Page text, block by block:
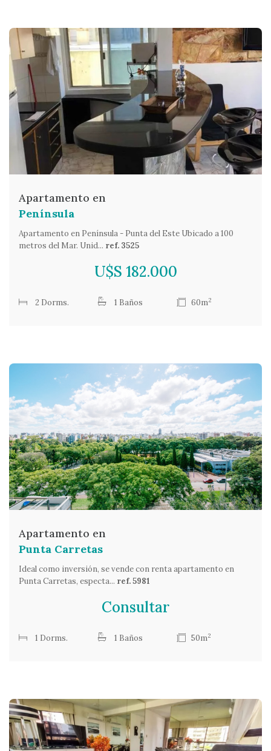
Apartamento en
Península
Apartamento en Península - Punta del Este Ubicado a 100
metros del Mar. Unid... ref. 3525
U$S 182.000
2 Dorms. 1 Baños 60m2
Apartamento en
Punta Carretas
Ideal como inversión, se vende con renta apartamento en
Punta Carretas, especta... ref. 5981
Consultar
1 Dorms. 1 Baños 50m2